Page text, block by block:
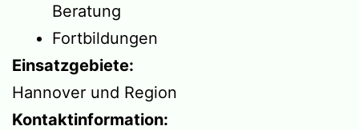
Beratung
Fortbildungen
Einsatzgebiete:
Hannover und Region
Kontaktinformation: